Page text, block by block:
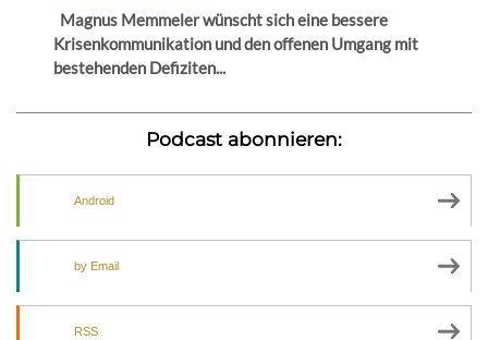
Magnus Memmeler wünscht sich eine bessere
Krisenkommunikation und den offenen Umgang mit
bestehenden Defiziten...
Podcast abonnieren:
Android
by Email
RSS